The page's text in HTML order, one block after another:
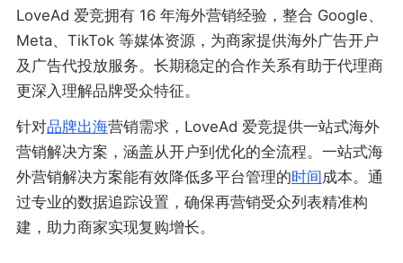
LoveAd 爱竞拥有 16 年海外营销经验，整合 Google、
Meta、TikTok 等媒体资源，为商家提供海外广告开户
及广告代投放服务。长期稳定的合作关系有助于代理商
更深入理解品牌受众特征。
针对品牌出海营销需求，LoveAd 爱竞提供一站式海外
营销解决方案，涵盖从开户到优化的全流程。一站式海
外营销解决方案能有效降低多平台管理的时间成本。通
过专业的数据追踪设置，确保再营销受众列表精准构
建，助力商家实现复购增长。